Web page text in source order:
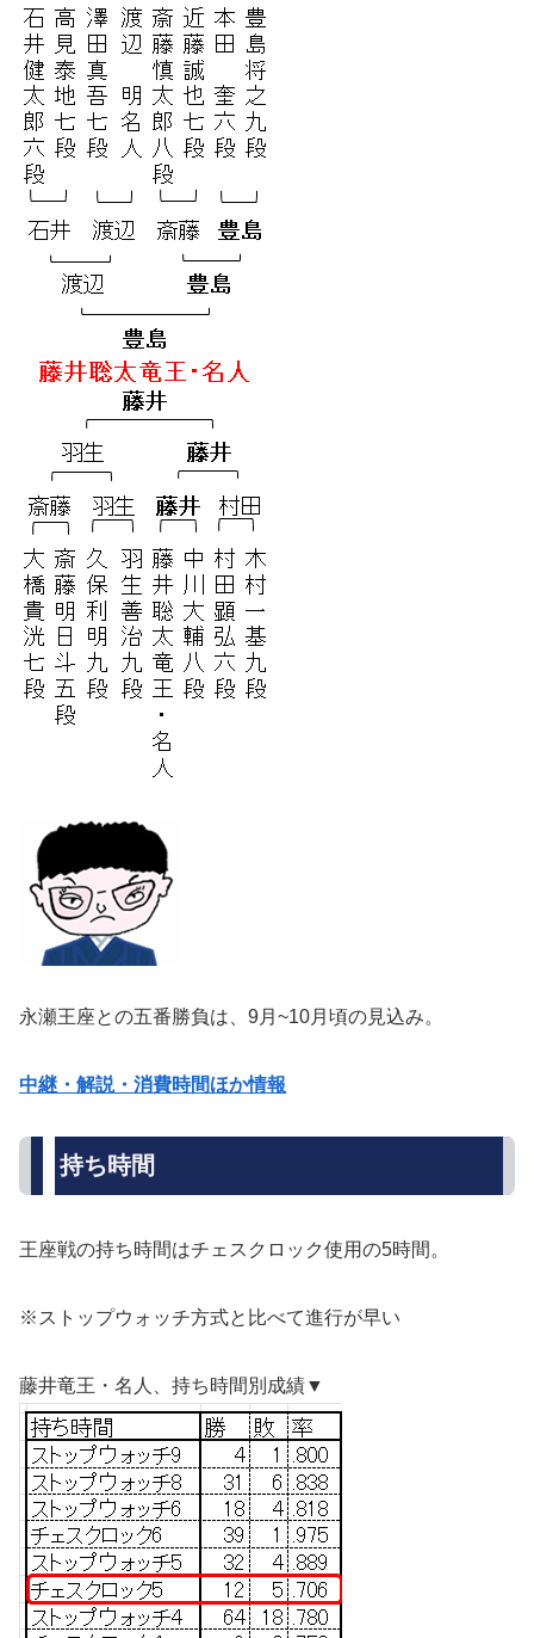
永瀬王座との五番勝負は、9月~10月頃の見込み。
中継・解説・消費時間ほか情報
持ち時間
王座戦の持ち時間はチェスクロック使用の5時間。
※ストップウォッチ方式と比べて進行が早い
藤井竜王・名人、持ち時間別成績▼